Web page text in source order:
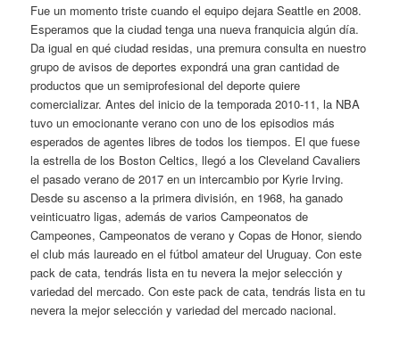
Fue un momento triste cuando el equipo dejara Seattle en 2008.
Esperamos que la ciudad tenga una nueva franquicia algún día.
Da igual en qué ciudad residas, una premura consulta en nuestro
grupo de avisos de deportes expondrá una gran cantidad de
productos que un semiprofesional del deporte quiere
comercializar. Antes del inicio de la temporada 2010-11, la NBA
tuvo un emocionante verano con uno de los episodios más
esperados de agentes libres de todos los tiempos. El que fuese
la estrella de los Boston Celtics, llegó a los Cleveland Cavaliers
el pasado verano de 2017 en un intercambio por Kyrie Irving.
Desde su ascenso a la primera división, en 1968, ha ganado
veinticuatro ligas, además de varios Campeonatos de
Campeones, Campeonatos de verano y Copas de Honor, siendo
el club más laureado en el fútbol amateur del Uruguay. Con este
pack de cata, tendrás lista en tu nevera la mejor selección y
variedad del mercado. Con este pack de cata, tendrás lista en tu
nevera la mejor selección y variedad del mercado nacional.